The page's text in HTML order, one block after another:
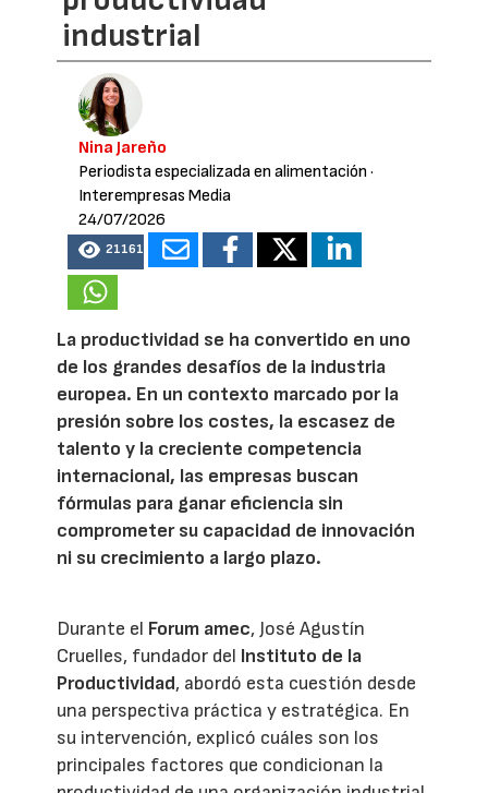
industrial
Nina Jareño
Periodista especializada en alimentación ·
Interempresas Media
24/07/2026
21161
La productividad se ha convertido en uno
de los grandes desafíos de la industria
europea. En un contexto marcado por la
presión sobre los costes, la escasez de
talento y la creciente competencia
internacional, las empresas buscan
fórmulas para ganar eficiencia sin
comprometer su capacidad de innovación
ni su crecimiento a largo plazo.
Durante el Forum amec, José Agustín
Cruelles, fundador del Instituto de la
Productividad, abordó esta cuestión desde
una perspectiva práctica y estratégica. En
su intervención, explicó cuáles son los
principales factores que condicionan la